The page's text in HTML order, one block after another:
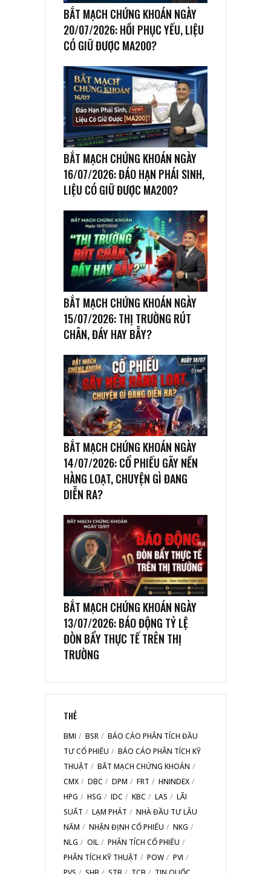
BẮT MẠCH CHỨNG KHOÁN NGÀY
20/07/2026: HỒI PHỤC YẾU, LIỆU
CÓ GIỮ ĐƯỢC MA200?
BẮT MẠCH CHỨNG KHOÁN NGÀY
16/07/2026: ĐÁO HẠN PHÁI SINH,
LIỆU CÓ GIỮ ĐƯỢC MA200?
BẮT MẠCH CHỨNG KHOÁN NGÀY
15/07/2026: THỊ TRƯỜNG RÚT
CHÂN, ĐÁY HAY BẪY?
BẮT MẠCH CHỨNG KHOÁN NGÀY
14/07/2026: CỔ PHIẾU GÃY NỀN
HÀNG LOẠT, CHUYỆN GÌ ĐANG
DIỄN RA?
BẮT MẠCH CHỨNG KHOÁN NGÀY
13/07/2026: BÁO ĐỘNG TỶ LỆ
ĐÒN BẨY THỰC TẾ TRÊN THỊ
TRƯỜNG
THẺ
BMI BSR
BÁO CÁO PHÂN TÍCH ĐẦU
TƯ CỔ PHIẾU
BÁO CÁO PHÂN TÍCH KỸ
THUẬT
BẮT MẠCH CHỨNG KHOÁN
CMX
DBC DPM FRT
HNINDEX
HPG
HSG IDC KBC LAS
LÃI
SUẤT
LẠM PHÁT
NHÀ ĐẦU TƯ LÂU
NĂM
NHẬN ĐỊNH CỔ PHIẾU
NKG
NLG
OIL
PHÂN TÍCH CỔ PHIẾU
PHÂN TÍCH KỸ THUẬT
POW
PVI